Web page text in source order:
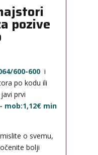
pozive
600-600 i
po kodu ili
prvi
mob:1,12€ min
o svemu,
bolji